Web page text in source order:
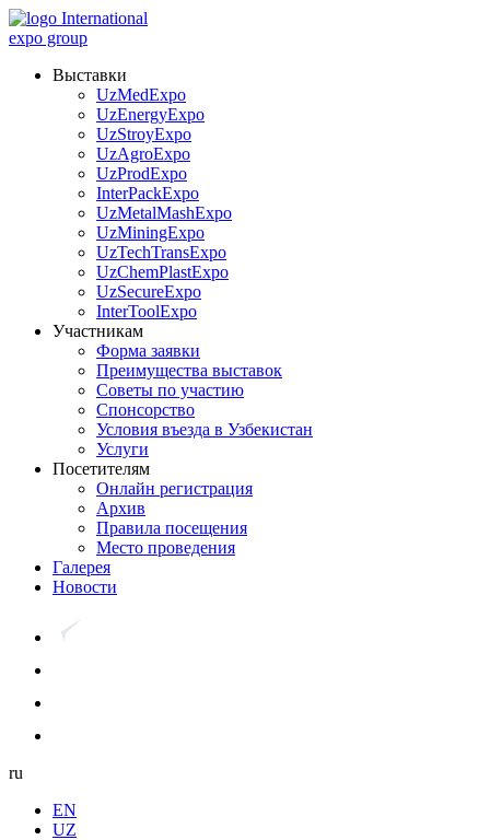
International
expo group
Выставки
UzMedExpo
UzEnergyExpo
UzStroyExpo
UzAgroExpo
UzProdExpo
InterPackExpo
UzMetalMashExpo
UzMiningExpo
UzTechTransExpo
UzChemPlastExpo
UzSecureExpo
InterToolExpo
Участникам
Форма заявки
Преимущества выставок
Советы по участию
Спонсорство
Условия въезда в Узбекистан
Услуги
Посетителям
Онлайн регистрация
Архив
Правила посещения
Место проведения
Галерея
Новости
ru
EN
UZ